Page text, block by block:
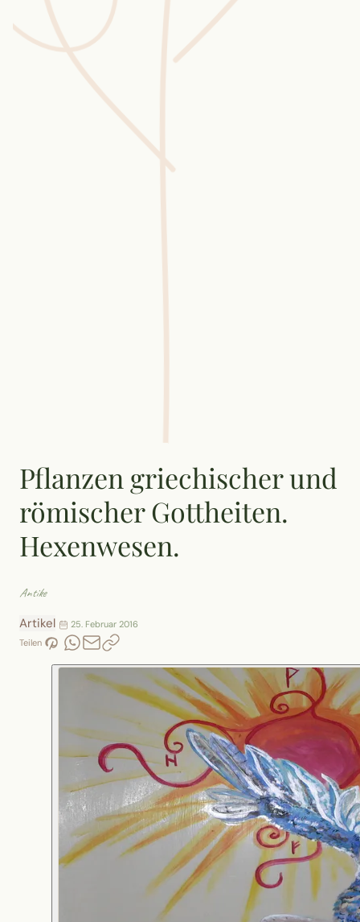
Selber machen
Pflanzen griechischer und
römischer Gottheiten.
Hexenwesen.
Antike
Artikel
25. Februar 2016
Teilen